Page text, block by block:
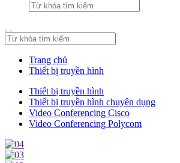
Trang chủ
Thiết bị truyền hình
Thiết bị truyền hình
Thiết bị truyền hình chuyên dụng
Video Conferencing Cisco
Video Conferencing Polycom